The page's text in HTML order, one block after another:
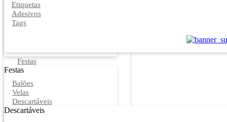
Etiquetas
Adesivos
Tags
Festas
Festas
Balões
Velas
Descartáveis
Descartáveis